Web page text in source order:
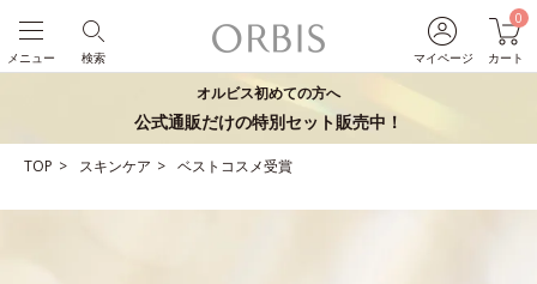
マイページ
0
カート
検索
メニュー
オルビス初めての方へ
公式通販だけの特別セット販売中！
TOP スキンケア ベストコスメ受賞